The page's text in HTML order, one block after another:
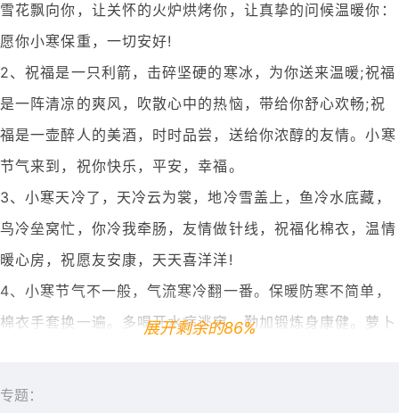
雪花飘向你，让关怀的火炉烘烤你，让真挚的问候温暖你：
愿你小寒保重，一切安好!
2、祝福是一只利箭，击碎坚硬的寒冰，为你送来温暖;祝福
是一阵清凉的爽风，吹散心中的热恼，带给你舒心欢畅;祝
福是一壶醉人的美酒，时时品尝，送给你浓醇的友情。小寒
节气来到，祝你快乐，平安，幸福。
3、小寒天冷了，天冷云为裳，地冷雪盖上，鱼冷水底藏，
鸟冷垒窝忙，你冷我牵肠，友情做针线，祝福化棉衣，温情
暖心房，祝愿友安康，天天喜洋洋!
4、小寒节气不一般，气流寒冷翻一番。保暖防寒不简单，
棉衣手套换一遍。多喝开水病逃窜，勤加锻炼身康健。萝卜
心灿烂，小寒快乐。
展开剩余的86%
专题：